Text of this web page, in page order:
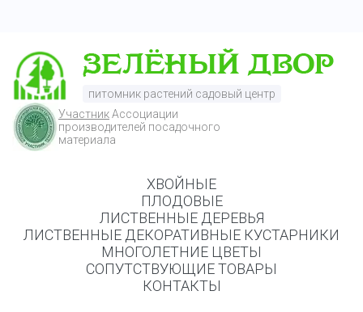
питомник растений садовый центр
УчастникАссоциации
производителей посадочного
материала
ХВОЙНЫЕ
ПЛОДОВЫЕ
ЛИСТВЕННЫЕ ДЕРЕВЬЯ
ЛИСТВЕННЫЕ ДЕКОРАТИВНЫЕ КУСТАРНИКИ
МНОГОЛЕТНИЕ ЦВЕТЫ
СОПУТСТВУЮЩИЕ ТОВАРЫ
КОНТАКТЫ